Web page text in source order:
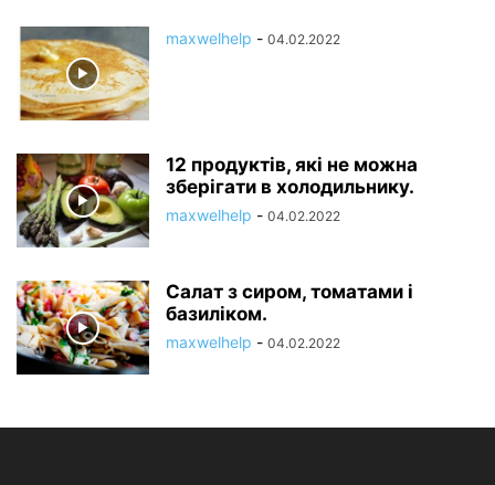
maxwelhelp - 04.02.2022
12 продуктів, які не можна
зберігати в холодильнику.
maxwelhelp - 04.02.2022
Салат з сиром, томатами і
базиліком.
maxwelhelp - 04.02.2022